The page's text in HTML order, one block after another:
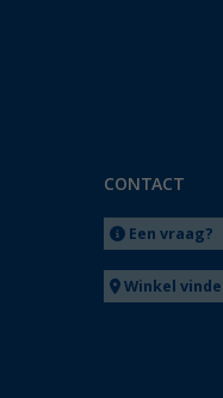
CONTACT
Een vraag?
Winkel